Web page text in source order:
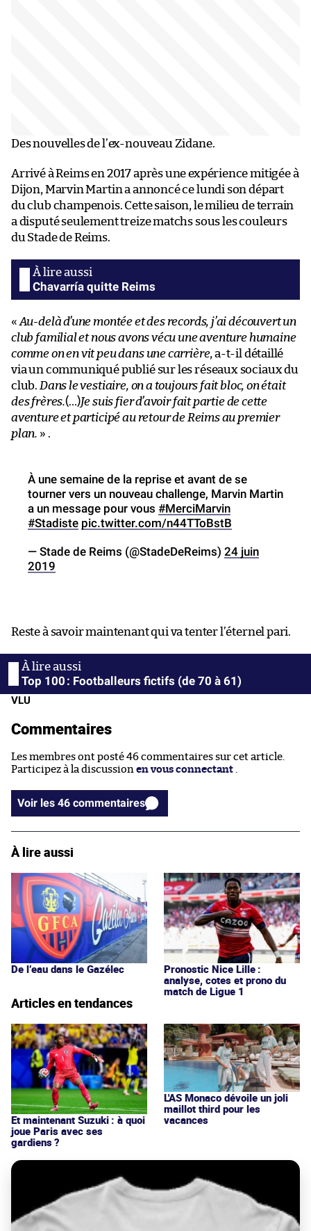
Des nouvelles de l’ex-nouveau Zidane.
Arrivé à Reims en 2017 après une expérience mitigée à
Dijon, Marvin Martin a annoncé ce lundi son départ
du club champenois. Cette saison, le milieu de terrain
a disputé seulement treize matchs sous les couleurs
du Stade de Reims.
Chavarría quitte Reims
« Au-delà d’une montée et des records, j’ai découvert un
club familial et nous avons vécu une aventure humaine
comme on en vit peu dans une carrière, a-t-il détaillé
via un communiqué publié sur les réseaux sociaux du
club. Dans le vestiaire, on a toujours fait bloc, on était
des frères.(…)Je suis fier d’avoir fait partie de cette
aventure et participé au retour de Reims au premier
plan. » .
À une semaine de la reprise et avant de se
tourner vers un nouveau challenge, Marvin Martin
a un message pour vous #MerciMarvin
#Stadiste pic.twitter.com/n44TToBstB
— Stade de Reims (@StadeDeReims) 24 juin
2019
Reste à savoir maintenant qui va tenter l’éternel pari.
Top 100 : Footballeurs fictifs (de 70 à 61)
VLU
Commentaires
Les membres ont posté 46 commentaires sur cet article.
Participez à la discussion en vous connectant
Voir les 46 commentaires
À lire aussi
De l’eau dans le Gazélec
Pronostic Nice Lille :
analyse, cotes et prono du
match de Ligue 1
Articles en tendances
Et maintenant Suzuki : à quoi
joue Paris avec ses
gardiens ?
L'AS Monaco dévoile un joli
maillot third pour les
vacances